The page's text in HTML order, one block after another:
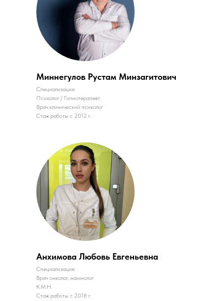
Миннегулов Рустам Минзагитович
Специализация:
Психолог / Гипнотерапевт
Врач клинический психолог
Стаж работы с 2012 г.
Анхимова Любовь Евгеньевна
Специализация:
Врач онколог, маммолог
К.М.Н.
Стаж работы с 2018 г.